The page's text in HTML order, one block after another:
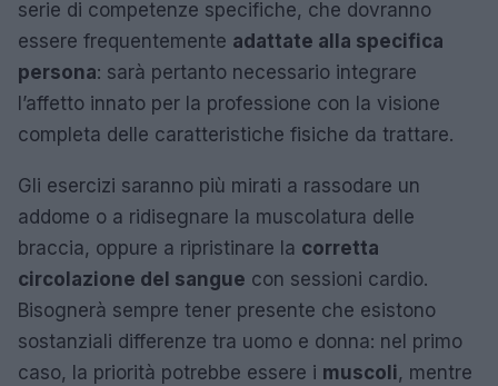
serie di competenze specifiche, che dovranno
essere frequentemente adattate alla specifica
persona: sarà pertanto necessario integrare
l’affetto innato per la professione con la visione
completa delle caratteristiche fisiche da trattare.
Gli esercizi saranno più mirati a rassodare un
addome o a ridisegnare la muscolatura delle
braccia, oppure a ripristinare la corretta
circolazione del sangue con sessioni cardio.
Bisognerà sempre tener presente che esistono
sostanziali differenze tra uomo e donna: nel primo
caso, la priorità potrebbe essere i muscoli, mentre